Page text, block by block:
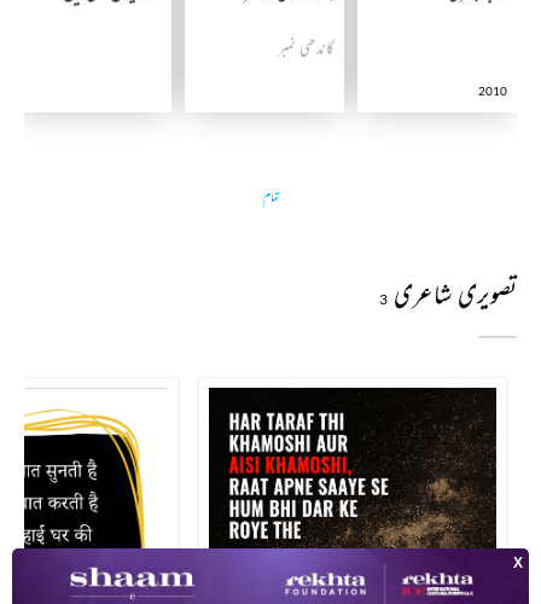
2010
گاندھی نمبر
تمام
تصویری شاعری 3